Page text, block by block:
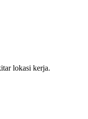
lokasi kerja.